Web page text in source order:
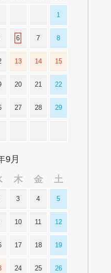
1
6 7 8
13 14 15
20 21 22
27 28 29
9月
木 金 土
3 4 5
10 11 12
17 18 19
24 25 26